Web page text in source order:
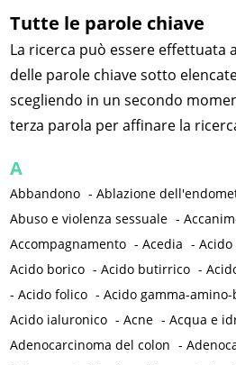
Tutte le parole chiave
La ricerca può essere effettuata
delle parole chiave sotto
scegliendo in un secondo
terza parola per affinare la
A
Abbandono -Ablazione
Abuso e violenza sessuale -
Accompagnamento -Acedia -Acido
Acido borico -Acido butirrico -
-Acido folico -Acido gamma-
Acido ialuronico -Acne -Acqua e
Adenocarcinoma del colon -